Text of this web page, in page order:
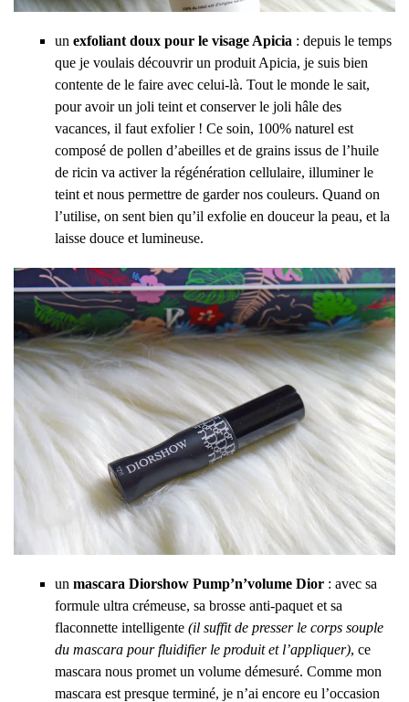
un exfoliant doux pour le visage Apicia : depuis le temps
que je voulais découvrir un produit Apicia, je suis bien
contente de le faire avec celui-là. Tout le monde le sait,
pour avoir un joli teint et conserver le joli hâle des
vacances, il faut exfolier ! Ce soin, 100% naturel est
composé de pollen d’abeilles et de grains issus de l’huile
de ricin va activer la régénération cellulaire, illuminer le
teint et nous permettre de garder nos couleurs. Quand on
l’utilise, on sent bien qu’il exfolie en douceur la peau, et la
laisse douce et lumineuse.
un mascara Diorshow Pump’n’volume Dior : avec sa
formule ultra crémeuse, sa brosse anti-paquet et sa
flaconnette intelligente (il suffit de presser le corps souple
du mascara pour fluidifier le produit et l’appliquer), ce
mascara nous promet un volume démesuré. Comme mon
mascara est presque terminé, je n’ai encore eu l’occasion